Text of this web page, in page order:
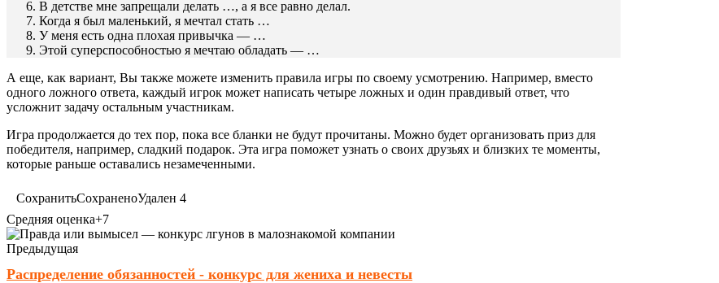
В детстве мне запрещали делать …, а я все равно делал.
Когда я был маленький, я мечтал стать …
У меня есть одна плохая привычка — …
Этой суперспособностью я мечтаю обладать — …
А еще, как вариант, Вы также можете изменить правила игры по своему усмотрению. Например, вместо
одного ложного ответа, каждый игрок может написать четыре ложных и один правдивый ответ, что
усложнит задачу остальным участникам.
Игра продолжается до тех пор, пока все бланки не будут прочитаны. Можно будет организовать приз для
победителя, например, сладкий подарок. Эта игра поможет узнать о своих друзьях и близких те моменты,
которые раньше оставались незамеченными.
СохранитьСохраненоУдален 4
Средняя оценка+7
Предыдущая
Распределение обязанностей - конкурс для жениха и невесты